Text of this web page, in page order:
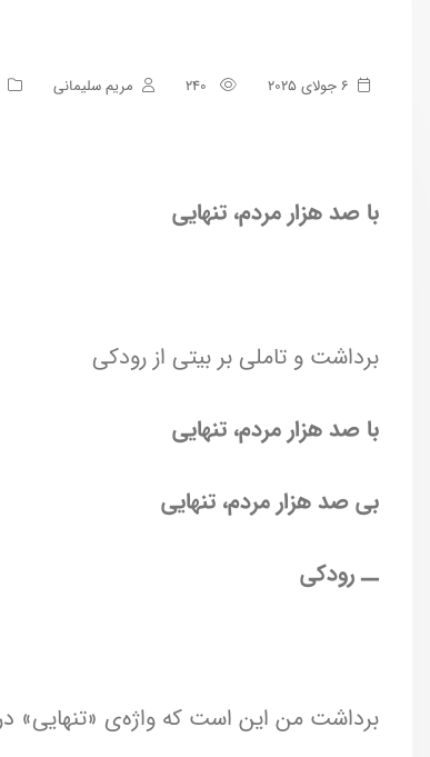
6 جولای 2025 مریم سلیمانی
با صد هزار مردم، تنهایی
برداشت و تاملی بر بیتی از رودکی
با صد هزار مردم، تنهایی
بی صد هزار مردم، تنهایی
ــ رودکی
برداشت من این است که واژه‌ی «تنهایی»